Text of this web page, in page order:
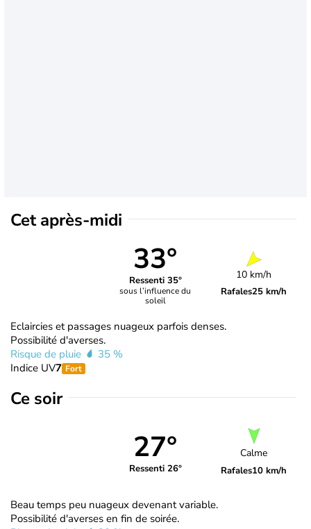
Cet après-midi
33°
Ressenti 35°
sous l’influence du
soleil
10 km/h
Rafales25 km/h
Eclaircies et passages nuageux parfois denses.
Possibilité d'averses.
Risque de pluie
35 %
Indice UV7 Fort
Ce soir
27°
Ressenti 26°
Calme
Rafales10 km/h
Beau temps peu nuageux devenant variable.
Possibilité d'averses en fin de soirée.